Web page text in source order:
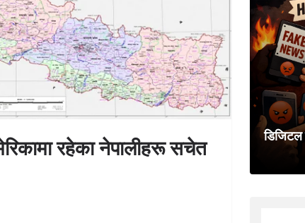
रहेका नेपालीहरू सचेत
UNCATEGORIZED
डिजिटल लिन्चिङको मारमा आधुनिक विश्व समाज